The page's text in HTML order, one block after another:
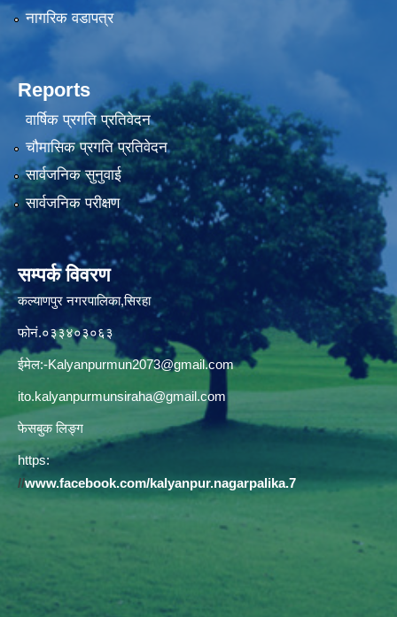
नागरिक वडापत्र
Reports
वार्षिक प्रगति प्रतिवेदन
चौमासिक प्रगति प्रतिवेदन
सार्वजनिक सुनुवाई
सार्वजनिक परीक्षण
सम्पर्क विवरण
कल्याणपुर नगरपालिका,सिरहा
फोनं.०३३४०३०६३
ईमेल:-Kalyanpurmun2073@gmail.com
ito.kalyanpurmunsiraha@gmail.com
फेसबुक लिङ्ग
https:
//www.facebook.com/kalyanpur.nagarpalika.7